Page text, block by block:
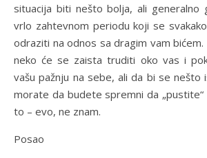
situacija biti nešto bolja, ali generalno
vrlo zahtevnom periodu koji se
odraziti na odnos sa dragim vam bićem.
neko će se zaista truditi oko vas i
vašu pažnju na sebe, ali da bi se nešto
morate da budete spremni da
to – evo, ne znam.
Posao